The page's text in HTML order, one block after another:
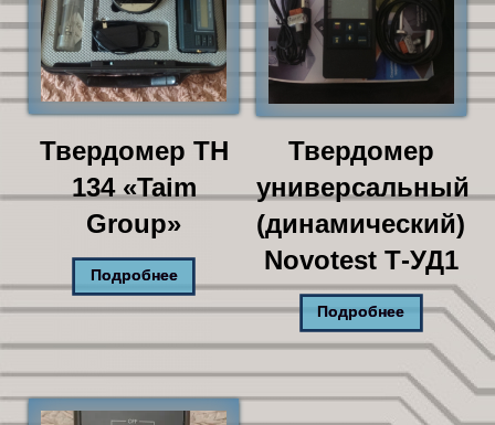
Твердомер TH
134 «Taim
Group»
Подробнее
Твердомер
универсальный
(динамический)
Novotest Т-УД1
Подробнее